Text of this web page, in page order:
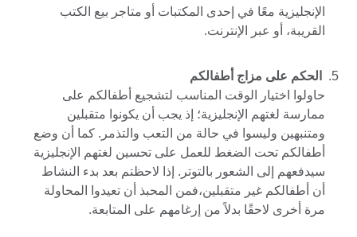
الإنجليزية معًا في إحدى المكتبات أو متاجر بيع الكتب
القريبة، أو عبر الإنترنت.
الحكم على مزاج أطفالكم
حاولوا اختيار الوقت المناسب لتشجيع أطفالكم على
ممارسة لغتهم الإنجليزية؛ إذ يجب أن يكونوا متقبلين
ومتنبهين وليسوا في حالة من التعب والتذمر. كما أن وضع
أطفالكم تحت الضغط للعمل على تحسين لغتهم الإنجليزية
سيدفعهم إلى الشعور بالتوتر. إذا لاحظتم بعد بدء النشاط
أن أطفالكم غير متقبلين،فمن المحبذ أن تعيدوا المحاولة
مرة أخرى لاحقًا بدلاً من إرغامهم على المتابعة.